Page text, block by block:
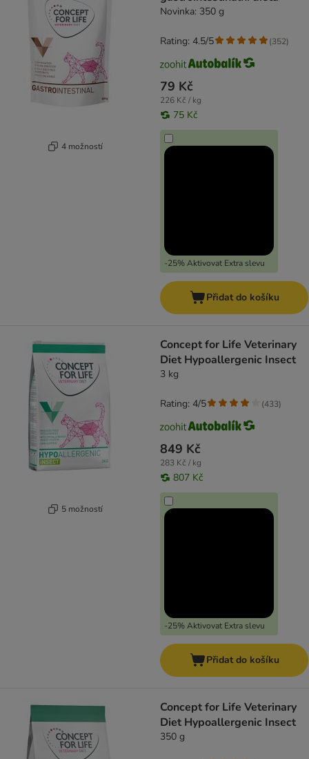
4 možností
Novinka: 350 g
79 Kč
226 Kč / kg
75 Kč
-25% Aktivovat Extra slevu
Rating: 4.5/5 (352)
Přidat do košíku
5 možností
Concept for Life Veterinary
Diet Hypoallergenic Insect
3 kg
849 Kč
283 Kč / kg
807 Kč
-25% Aktivovat Extra slevu
Rating: 4/5 (433)
Přidat do košíku
Concept for Life Veterinary
Diet Hypoallergenic Insect
350 g